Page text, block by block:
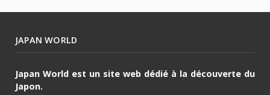
JAPAN WORLD
Japan World est un site web dédié à la découverte du
Japon.